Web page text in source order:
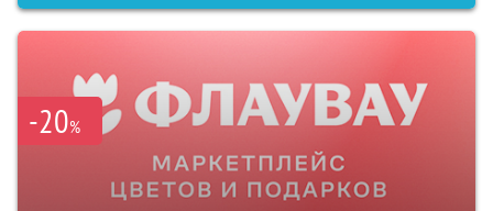
-20%